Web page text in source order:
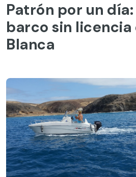
Patrón por un
barco sin licencia
Blanca